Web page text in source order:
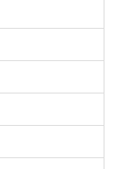
share me!